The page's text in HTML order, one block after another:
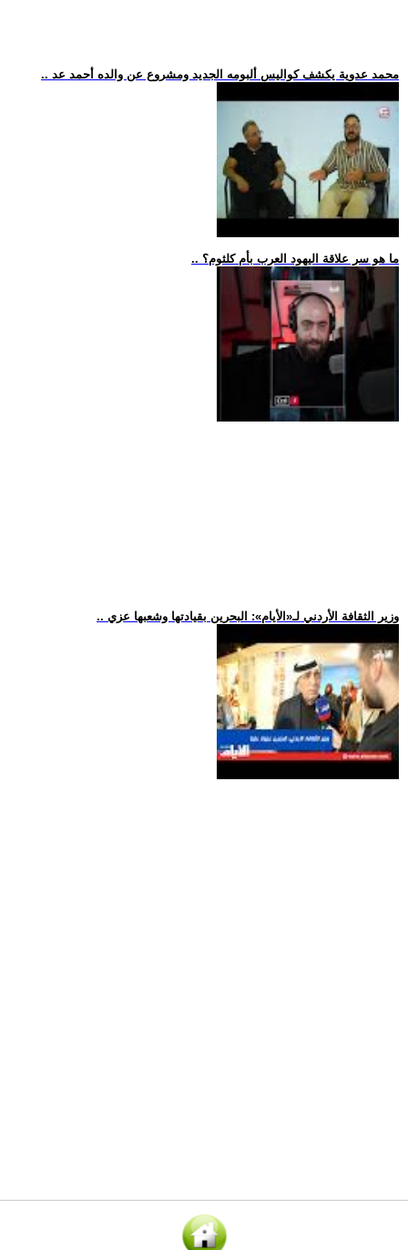
.. محمد عدوية يكشف كواليس ألبومه الجديد ومشروع عن والده أحمد عد
.. ما هو سر علاقة اليهود العرب بأم كلثوم؟
.. وزير الثقافة الأردني لـ«الأيام»: البحرين بقيادتها وشعبها عزي